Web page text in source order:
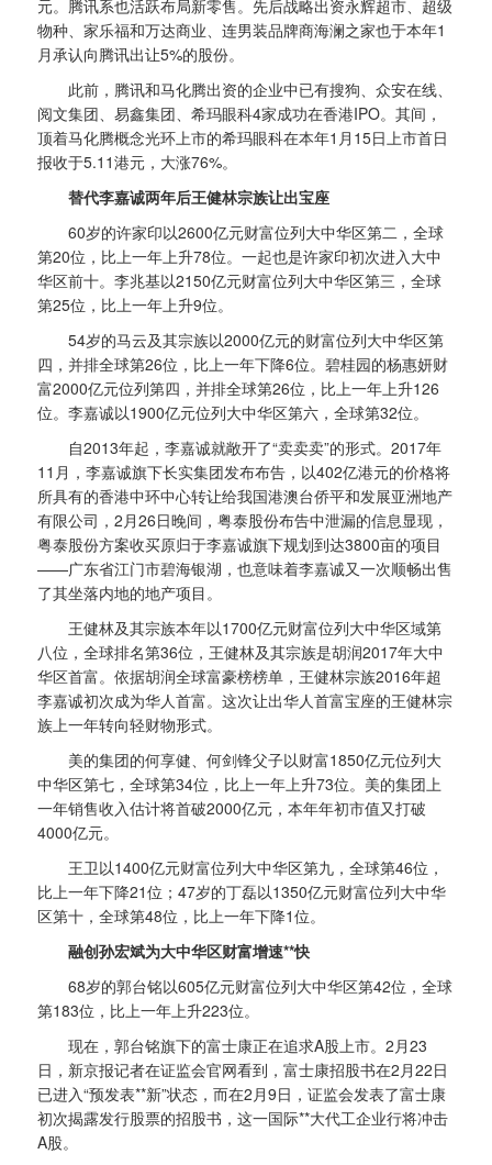
元。腾讯系也活跃布局新零售。先后战略出资永辉超市、超级
物种、家乐福和万达商业、连男装品牌商海澜之家也于本年1
月承认向腾讯出让5%的股份。
此前，腾讯和马化腾出资的企业中已有搜狗、众安在线、
阅文集团、易鑫集团、希玛眼科4家成功在香港IPO。其间，
顶着马化腾概念光环上市的希玛眼科在本年1月15日上市首日
报收于5.11港元，大涨76%。
替代李嘉诚两年后王健林宗族让出宝座
60岁的许家印以2600亿元财富位列大中华区第二，全球
第20位，比上一年上升78位。一起也是许家印初次进入大中
华区前十。李兆基以2150亿元财富位列大中华区第三，全球
第25位，比上一年上升9位。
54岁的马云及其宗族以2000亿元的财富位列大中华区第
四，并排全球第26位，比上一年下降6位。碧桂园的杨惠妍财
富2000亿元位列第四，并排全球第26位，比上一年上升126
位。李嘉诚以1900亿元位列大中华区第六，全球第32位。
自2013年起，李嘉诚就敞开了“卖卖卖”的形式。2017年
11月，李嘉诚旗下长实集团发布布告，以402亿港元的价格将
所具有的香港中环中心转让给我国港澳台侨平和发展亚洲地产
有限公司，2月26日晚间，粤泰股份布告中泄漏的信息显现，
粤泰股份方案收买原归于李嘉诚旗下规划到达3800亩的项目
——广东省江门市碧海银湖，也意味着李嘉诚又一次顺畅出售
了其坐落内地的地产项目。
王健林及其宗族本年以1700亿元财富位列大中华区域第
八位，全球排名第36位，王健林及其宗族是胡润2017年大中
华区首富。依据胡润全球富豪榜榜单，王健林宗族2016年超
李嘉诚初次成为华人首富。这次让出华人首富宝座的王健林宗
族上一年转向轻财物形式。
美的集团的何享健、何剑锋父子以财富1850亿元位列大
中华区第七，全球第34位，比上一年上升73位。美的集团上
一年销售收入估计将首破2000亿元，本年年初市值又打破
4000亿元。
王卫以1400亿元财富位列大中华区第九，全球第46位，
比上一年下降21位；47岁的丁磊以1350亿元财富位列大中华
区第十，全球第48位，比上一年下降1位。
融创孙宏斌为大中华区财富增速**快
68岁的郭台铭以605亿元财富位列大中华区第42位，全球
第183位，比上一年上升223位。
现在，郭台铭旗下的富士康正在追求A股上市。2月23
日，新京报记者在证监会官网看到，富士康招股书在2月22日
已进入“预发表**新”状态，而在2月9日，证监会发表了富士康
初次揭露发行股票的招股书，这一国际**大代工企业行将冲击
A股。